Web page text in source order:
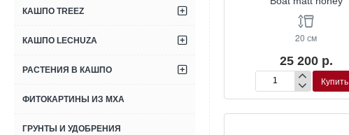
КАШПО TREEZ
КАШПО LECHUZA
РАСТЕНИЯ В КАШПО
ФИТОКАРТИНЫ ИЗ МХА
ГРУНТЫ И УДОБРЕНИЯ
20 см
25 200 р.
Кашпо
Baq
Metallic
Купить